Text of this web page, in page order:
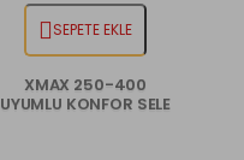
SEPETE EKLE
XMAX 250-400
UYUMLU KONFOR SELE